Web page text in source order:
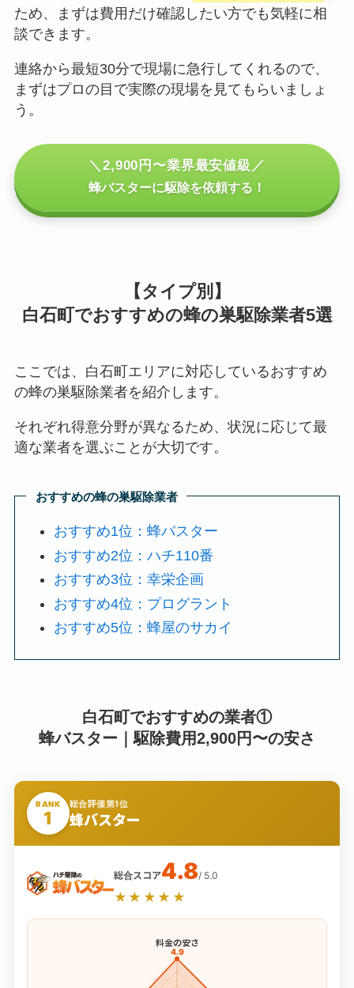
ため、まずは費用だけ確認したい方でも気軽に相
談できます。
連絡から最短30分で現場に急行してくれるので、
まずはプロの目で実際の現場を見てもらいましょ
う。
＼2,900円〜業界最安値級／
蜂バスターに駆除を依頼する！
【タイプ別】
白石町でおすすめの蜂の巣駆除業者5選
ここでは、白石町エリアに対応しているおすすめ
の蜂の巣駆除業者を紹介します。
それぞれ得意分野が異なるため、状況に応じて最
適な業者を選ぶことが大切です。
おすすめの蜂の巣駆除業者
おすすめ1位：蜂バスター
おすすめ2位：ハチ110番
おすすめ3位：幸栄企画
おすすめ4位：プログラント
おすすめ5位：蜂屋のサカイ
白石町でおすすめの業者①
蜂バスター｜駆除費用2,900円〜の安さ
RANK
1
総合評価第1位
蜂バスター
総合スコア4.8/ 5.0
★★★★★
料金の安さ
4.9